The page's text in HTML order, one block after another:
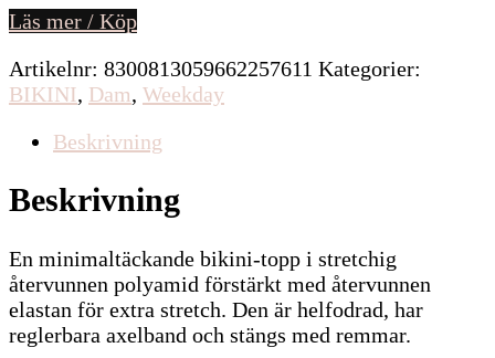
Läs mer / Köp
Artikelnr: 8300813059662257611 Kategorier:
BIKINI, Dam, Weekday
Beskrivning
Beskrivning
En minimaltäckande bikini-topp i stretchig
återvunnen polyamid förstärkt med återvunnen
elastan för extra stretch. Den är helfodrad, har
reglerbara axelband och stängs med remmar.